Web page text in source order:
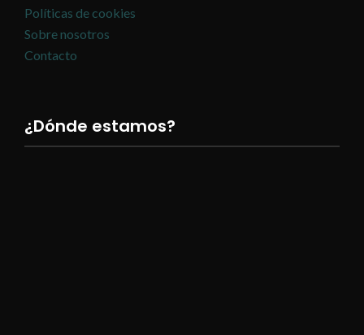
Políticas de cookies
Sobre nosotros
Contacto
¿Dónde estamos?